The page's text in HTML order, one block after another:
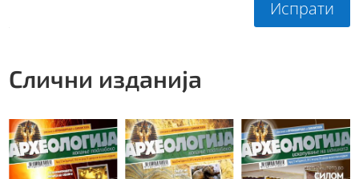
Испрати
Слични изданија